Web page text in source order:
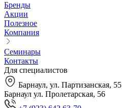
Бренды
Акции
Полезное
Компания
Семинары
Контакты
Для специалистов
Барнаул, ул. Партизанская, 55
Барнаул ул. Пролетарская, 56